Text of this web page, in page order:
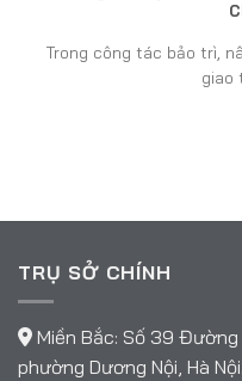
Trong công tác bảo trì,
giao
TRỤ SỞ CHÍNH
Miền Bắc: Số 39
phường Dương Nội, Hà Nội.